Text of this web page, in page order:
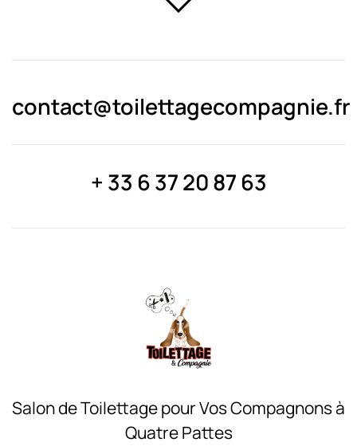
contact@toilettagecompagnie.fr
+ 33 6 37 20 87 63
Salon de Toilettage pour Vos Compagnons à
Quatre Pattes